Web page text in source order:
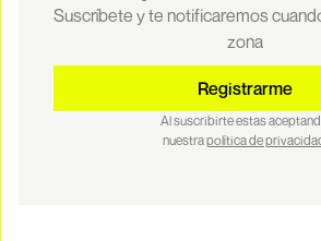
Suscríbete y te notificaremos
zona
Registrarme
Al suscribirte estas
nuestrapolítica de